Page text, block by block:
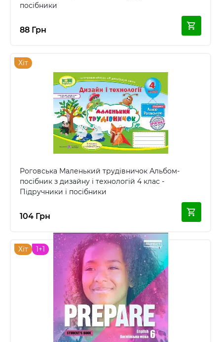
посібники
88 Грн
Хіт
Роговська Маленький трудівничок Альбом-
посібник з дизайну і технологій 4 клас -
Підручники і посібники
104 Грн
Хіт 1+1